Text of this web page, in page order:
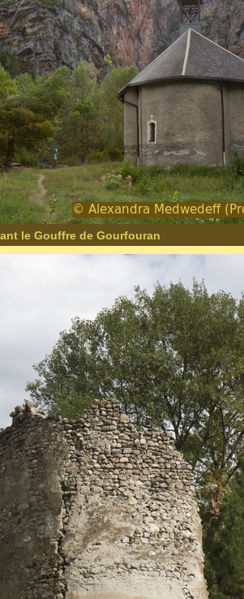
le Gouffre de Gourfouran